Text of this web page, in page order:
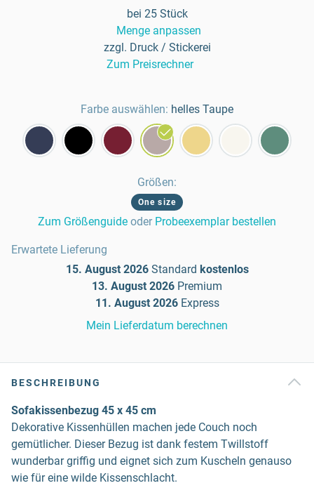
bei 25 Stück
Menge anpassen
zzgl. Druck / Stickerei
Zum Preisrechner
Farbe auswählen: helles Taupe
Größen:
One size
Zum Größenguide oder Probeexemplar bestellen
Erwartete Lieferung
15. August 2026 Standard kostenlos
13. August 2026 Premium
11. August 2026 Express
Mein Lieferdatum berechnen
BESCHREIBUNG
Sofakissenbezug 45 x 45 cm
Dekorative Kissenhüllen machen jede Couch noch
gemütlicher. Dieser Bezug ist dank festem Twillstoff
wunderbar griffig und eignet sich zum Kuscheln genauso
wie für eine wilde Kissenschlacht.